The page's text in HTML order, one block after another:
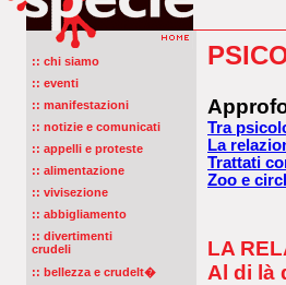
:: chi siamo
:: eventi
:: manifestazioni
:: notizie e comunicati
:: appelli e proteste
:: alimentazione
:: vivisezione
:: abbigliamento
:: divertimenti
crudeli
:: bellezza e crudelt�
Tra
La
Trattati
Zoo e
LA
Al di là